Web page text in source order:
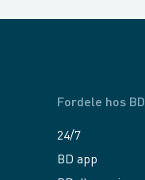
Fordele hos BD
24/7
BD app